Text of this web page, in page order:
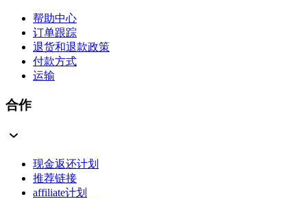
帮助中心
订单跟踪
退货和退款政策
付款方式
运输
合作
现金返还计划
推荐链接
affiliate计划